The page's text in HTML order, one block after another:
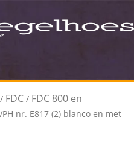
/ FDC / FDC 800 en
nr. E817 (2) blanco en met